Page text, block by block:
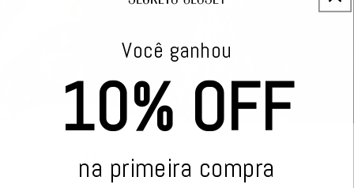
G O L D E N H O U R ♡
Você ganhou
10% OFF
na primeira compra